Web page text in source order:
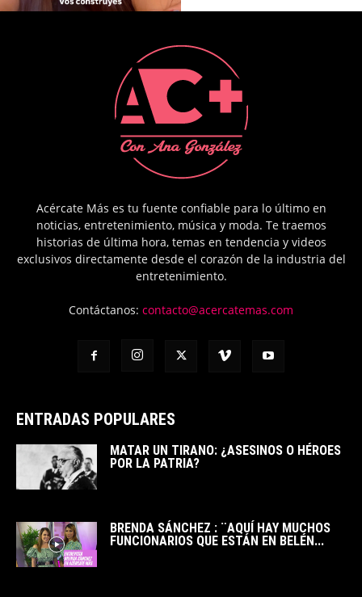
Acércate Más es tu fuente confiable para lo último en
noticias, entretenimiento, música y moda. Te traemos
historias de última hora, temas en tendencia y videos
exclusivos directamente desde el corazón de la industria del
entretenimiento.
Contáctanos: contacto@acercatemas.com
ENTRADAS POPULARES
MATAR UN TIRANO: ¿ASESINOS O HÉROES
POR LA PATRIA?
BRENDA SÁNCHEZ : ¨AQUÍ HAY MUCHOS
FUNCIONARIOS QUE ESTÁN EN BELÉN...